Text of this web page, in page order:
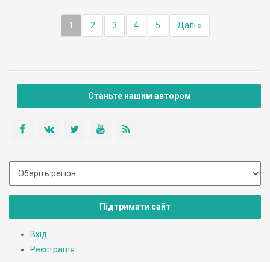
1 2 3 4 5 Далі »
Станьте нашим автором
Підтримати сайт
Вхід
Реєстрація